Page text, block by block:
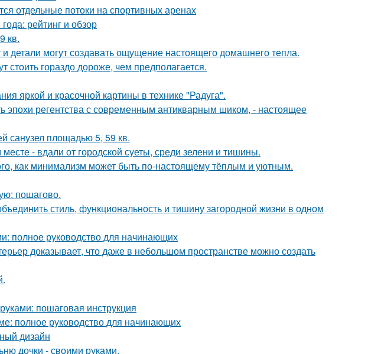
отдельные потоки на спортивных аренах
рейтинг и обзор
кв.
и детали могут создавать ощущение настоящего домашнего тепла.
стоить гораздо дороже, чем предполагается.
яркой и красочной картины в технике "Радуга".
эпохи регентства с современным антикварным шиком, - настоящее
санузел площадью 5, 59 кв.
- вдали от городской суеты, среди зелени и тишины.
как минимализм может быть по-настоящему тёплым и уютным.
пошагово.
стиль, функциональность и тишину загородной жизни в одном
полное руководство для начинающих
доказывает, что даже в небольшом пространстве можно создать
пошаговая инструкция
полное руководство для начинающих
дизайн
дочки - своими руками.